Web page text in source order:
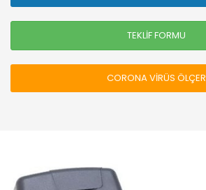
TEKLİF FORMU
CORONA VİRÜS ÖLÇER